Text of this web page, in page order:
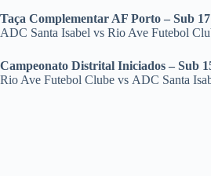
Taça Complementar AF Porto – Sub 17
ADC Santa Isabel vs Rio Ave Futebol
Campeonato Distrital Iniciados – Sub
Rio Ave Futebol Clube vs ADC Santa